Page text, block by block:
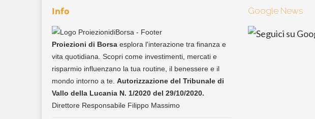
Info
Proiezioni di Borsa esplora l'interazione tra finanza e
vita quotidiana. Scopri come investimenti, mercati e
risparmio influenzano la tua routine, il benessere e il
mondo intorno a te. Autorizzazione del Tribunale di
Vallo della Lucania N. 1/2020 del 29/10/2020.
Direttore Responsabile Filippo Massimo
Google News